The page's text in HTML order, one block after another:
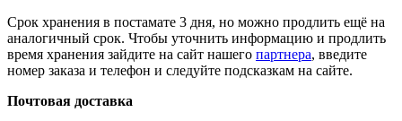
Срок хранения в постамате 3 дня, но можно продлить ещё на
аналогичный срок. Чтобы уточнить информацию и продлить
время хранения зайдите на сайт нашего партнера, введите
номер заказа и телефон и следуйте подсказкам на сайте.
Почтовая доставка